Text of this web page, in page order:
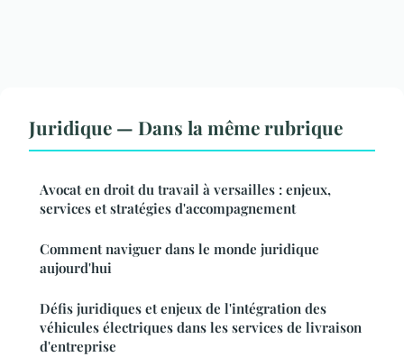
Juridique — Dans la même rubrique
Avocat en droit du travail à versailles : enjeux,
services et stratégies d'accompagnement
Comment naviguer dans le monde juridique
aujourd'hui
Défis juridiques et enjeux de l'intégration des
véhicules électriques dans les services de livraison
d'entreprise